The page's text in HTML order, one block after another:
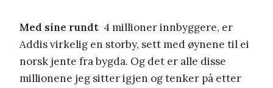
Med sine rundt 4 millioner innbyggere, er
Addis virkelig en storby, sett med øynene til ei
norsk jente fra bygda. Og det er alle disse
millionene jeg sitter igjen og tenker på etter